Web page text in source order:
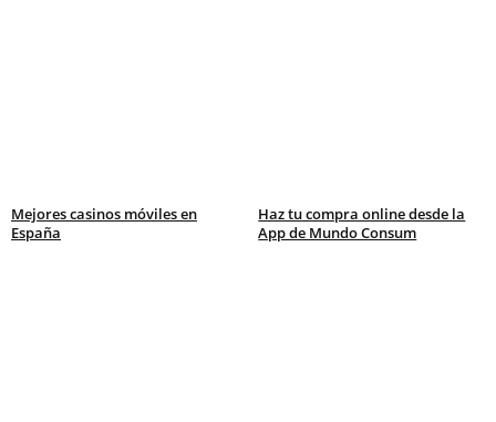
Mejores casinos móviles en
España
Haz tu compra online desde la
App de Mundo Consum